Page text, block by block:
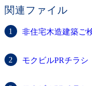
関連ファイル
非住宅木造建築ご
モクビルPRチラシ